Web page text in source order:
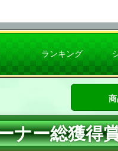
ランキング
ナー総獲得